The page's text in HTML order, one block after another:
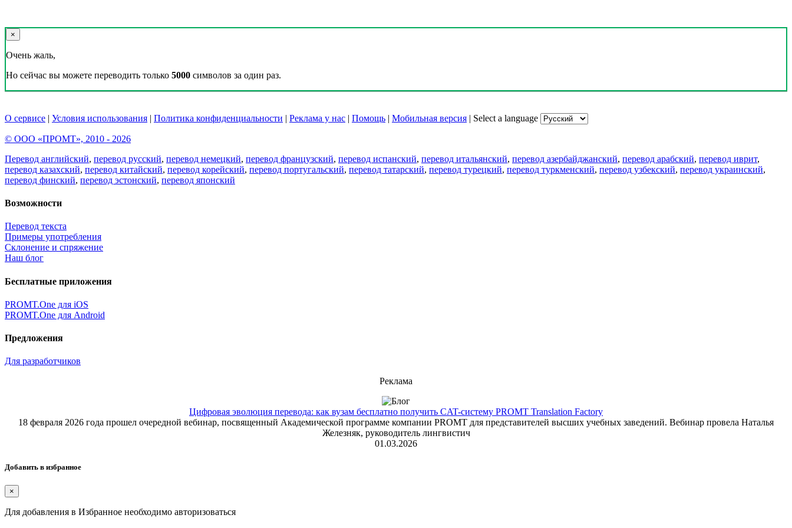
×
Очень жаль,
Но сейчас вы можете переводить только 5000 символов за один раз.
О сервисе | Условия использования | Политика конфиденциальности | Реклама у нас | Помощь | Мобильная версия | Select a language
© ООО «ПРОМТ», 2010 - 2026
Перевод английский, перевод русский, перевод немецкий, перевод французский, перевод испанский, перевод итальянский, перевод азербайджанский, перевод арабский, перевод иврит,
перевод казахский, перевод китайский, перевод корейский, перевод португальский, перевод татарский, перевод турецкий, перевод туркменский, перевод узбекский, перевод украинский,
перевод финский, перевод эстонский, перевод японский
Возможности
Перевод текста
Примеры употребления
Склонение и спряжение
Наш блог
Бесплатные приложения
PROMT.One для iOS
PROMT.One для Android
Предложения
Для разработчиков
Реклама
Цифровая эволюция перевода: как вузам бесплатно получить CAT-систему PROMT Translation Factory
18 февраля 2026 года прошел очередной вебинар, посвященный Академической программе компании PROMT для представителей высших учебных заведений. Вебинар провела Наталья
Железняк, руководитель лингвистич
01.03.2026
Добавить в избранное
×
Для добавления в Избранное необходимо авторизоваться